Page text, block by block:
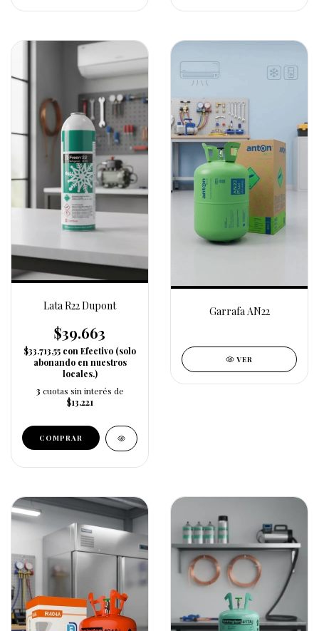
Lata R22 Dupont
$39.663
$33.713,55 con Efectivo (solo
abonando en nuestros
locales.)
3 cuotas sin interés de
$13.221
Garrafa AN22
VER